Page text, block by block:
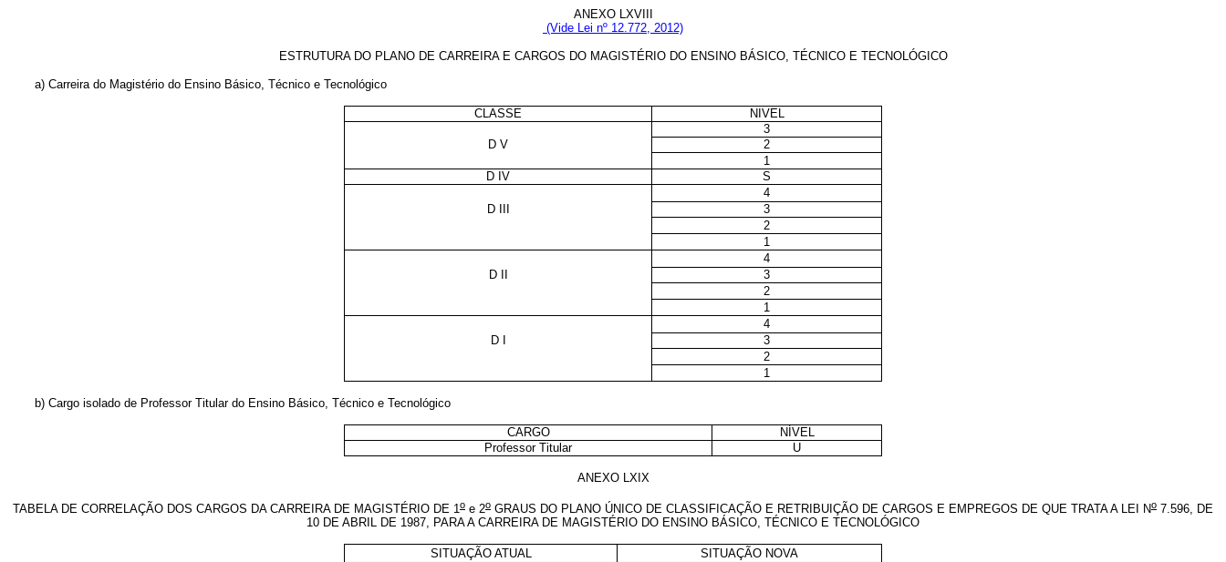
ANEXO LXVIII
(Vide Lei nº 12.772, 2012)
ESTRUTURA DO PLANO DE CARREIRA E CARGOS DO MAGISTÉRIO DO ENSINO BÁSICO, TÉCNICO E TECNOLÓGICO
a) Carreira do Magistério do Ensino Básico, Técnico e Tecnológico
CLASSE
NIVEL
3
D V
2
1
D IV
S
4
D III
3
2
1
4
D II
3
2
1
4
D I
3
2
1
b) Cargo isolado de Professor Titular do Ensino Básico, Técnico e Tecnológico
CARGO
NÍVEL
Professor Titular
U
ANEXO LXIX
TABELA DE CORRELAÇÃO DOS CARGOS DA CARREIRA DE MAGISTÉRIO DE 1o e 2o GRAUS DO PLANO ÚNICO DE CLASSIFICAÇÃO E RETRIBUIÇÃO DE CARGOS E EMPREGOS DE QUE TRATA A LEI No 7.596, DE
10 DE ABRIL DE 1987, PARA A CARREIRA DE MAGISTÉRIO DO ENSINO BÁSICO, TÉCNICO E TECNOLÓGICO
SITUAÇÃO ATUAL
SITUAÇÃO NOVA